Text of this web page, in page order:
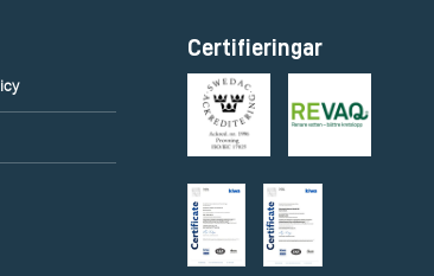
Certifieringar